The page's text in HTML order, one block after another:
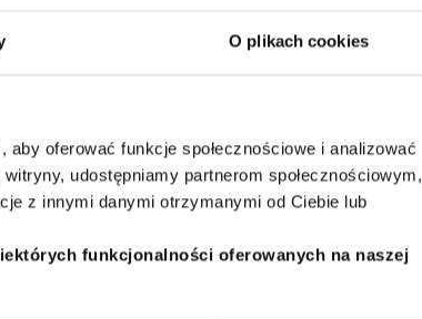
O plikach cookies
oferować funkcje społecznościowe i analizować
udostępniamy partnerom społecznościowym,
z innymi danymi otrzymanymi od Ciebie lub
funkcjonalności oferowanych na naszej